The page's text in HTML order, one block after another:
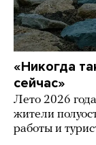
«Никогда
сейчас»
Лето 2026
жители
работы и